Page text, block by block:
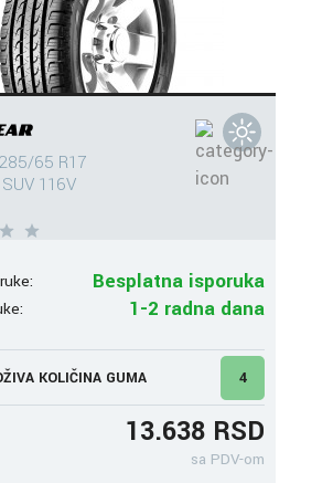
65 R17
116V
Besplatna isporuka
1-2 radna dana
KOLIČINA GUMA 4
13.638 RSD
sa PDV-om